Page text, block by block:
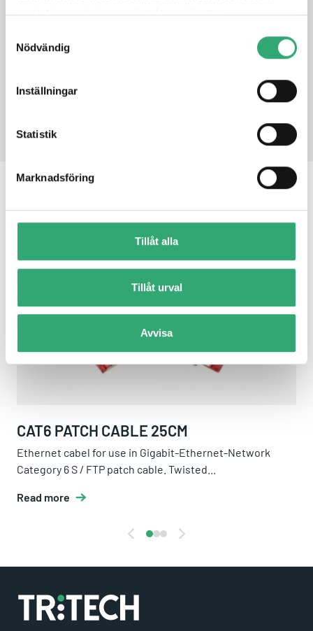
samlat in när du har använt deras tjänster.
Nödvändig
Inställningar
Statistik
Marknadsföring
Tillåt alla
Tillåt urval
Avvisa
DATASHEET
CAT6 Patch Cable 25cm
CAT6 PATCH CABLE 25CM
Ethernet cabel for use in Gigabit-Ethernet-Network
Category 6 S / FTP patch cable. Twisted...
Read more